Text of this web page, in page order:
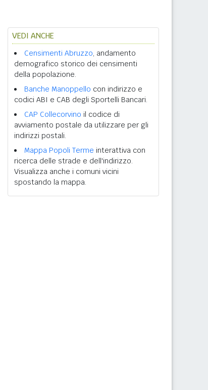
VEDI ANCHE
Censimenti Abruzzo, andamento
demografico storico dei censimenti
della popolazione.
Banche Manoppello con indirizzo e
codici ABI e CAB degli Sportelli Bancari.
CAP Collecorvino il codice di
avviamento postale da utilizzare per gli
indirizzi postali.
Mappa Popoli Terme interattiva con
ricerca delle strade e dell'indirizzo.
Visualizza anche i comuni vicini
spostando la mappa.